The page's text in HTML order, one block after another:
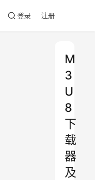
登录 注册
M
3
U
8
下
载
器
及